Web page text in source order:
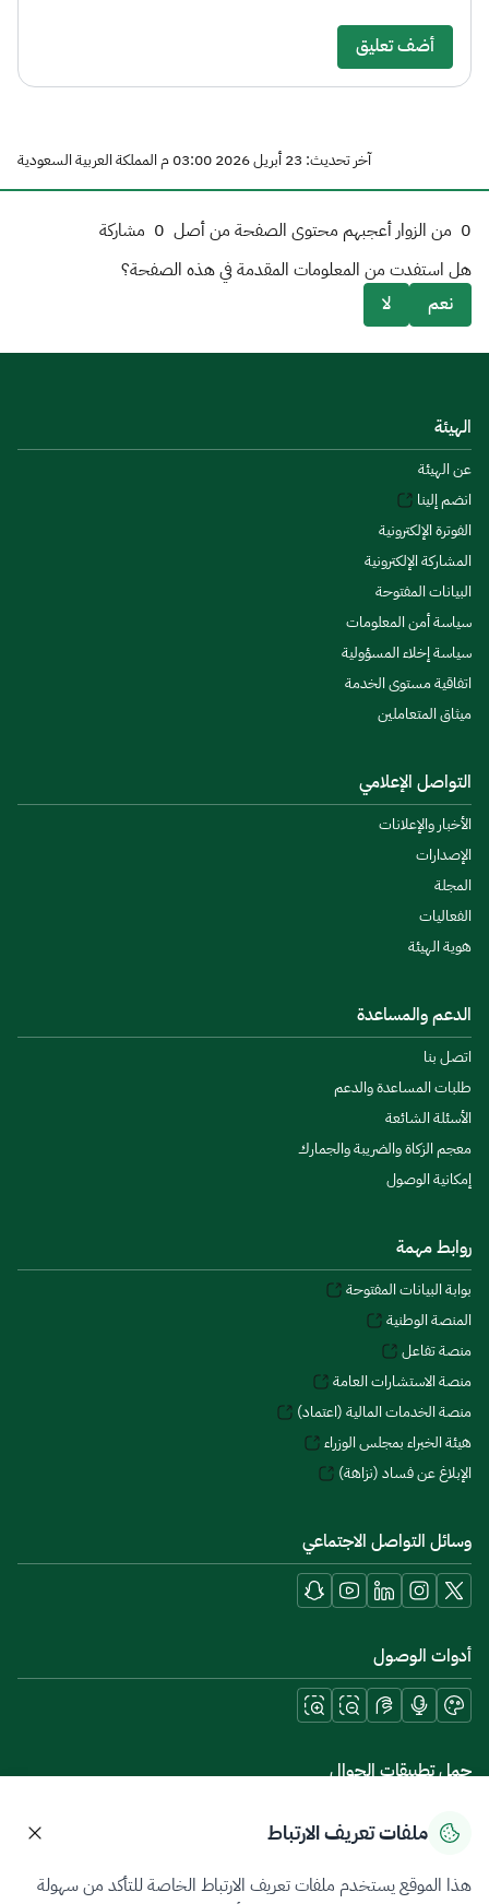
أضف تعليق
آخر تحديث: 23 أبريل 2026 03:00 م المملكة العربية السعودية
0 من الزوار أعجبهم محتوى الصفحة من أصل 0 مشاركة
هل استفدت من المعلومات المقدمة في هذه الصفحة؟
نعم
لا
الهيئة
عن الهيئة
انضم إلينا
الفوترة الإلكترونية
المشاركة الإلكترونية
البيانات المفتوحة
سياسة أمن المعلومات
سياسة إخلاء المسؤولية
اتفاقية مستوى الخدمة
ميثاق المتعاملين
التواصل الإعلامي
الأخبار والإعلانات
الإصدارات
المجلة
الفعاليات
هوية الهيئة
الدعم والمساعدة
اتصل بنا
طلبات المساعدة والدعم
الأسئلة الشائعة
معجم الزكاة والضريبة والجمارك
إمكانية الوصول
روابط مهمة
بوابة البيانات المفتوحة
المنصة الوطنية
منصة تفاعل
منصة الاستشارات العامة
منصة الخدمات المالية (اعتماد)
هيئة الخبراء بمجلس الوزراء
الإبلاغ عن فساد (نزاهة)
وسائل التواصل الاجتماعي
أدوات الوصول
حمل تطبيقات الجوال
سياسة الخصوصيةشروط الاستخدامخريطة الموقع
ملفات تعريف الارتباط
هذا الموقع يستخدم ملفات تعريف الارتباط الخاصة للتأكد من سهولة